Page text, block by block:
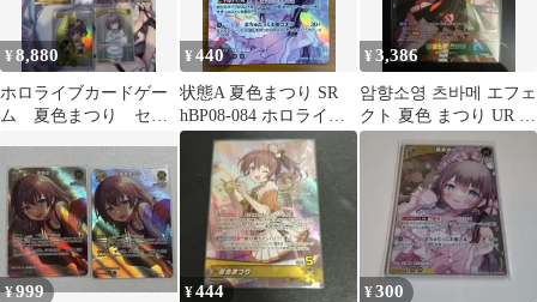
¥8,880
ホロライブカードゲー
ム 夏色まつり セッ
¥440
状態A 夏色まつり SR
hBP08-084 ホロライブ
カード ホロカ
¥3,386
암향소영 츠바메 エフェ
クト 夏色 まつり UR カ
ード
¥999 ¥444 ¥300